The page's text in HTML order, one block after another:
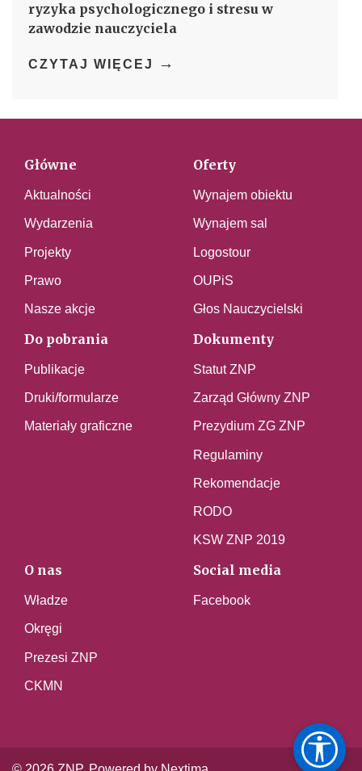
ryzyka psychologicznego i stresu w
zawodzie nauczyciela
CZYTAJ WIĘCEJ →
Główne
Aktualności
Wydarzenia
Projekty
Prawo
Nasze akcje
Oferty
Wynajem obiektu
Wynajem sal
Logostour
OUPiS
Głos Nauczycielski
Do pobrania
Publikacje
Druki/formularze
Materiały graficzne
Dokumenty
Statut ZNP
Zarząd Główny ZNP
Prezydium ZG ZNP
Regulaminy
Rekomendacje
RODO
KSW ZNP 2019
O nas
Władze
Okręgi
Prezesi ZNP
CKMN
Social media
Facebook